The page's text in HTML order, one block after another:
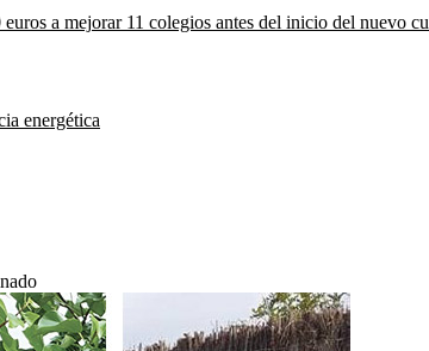
a mejorar 11 colegios antes del inicio del nuevo
energética